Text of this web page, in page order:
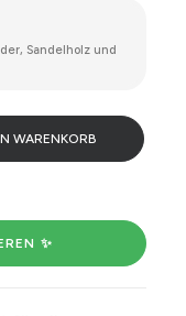
Sandelholz und
WARENKORB
✨